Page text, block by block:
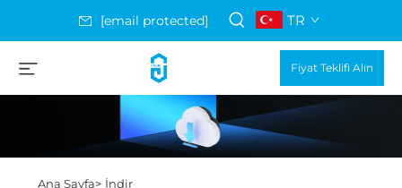
[email protected] TR
Fiyat Teklifi Alın
Ana Sayfa> İndir